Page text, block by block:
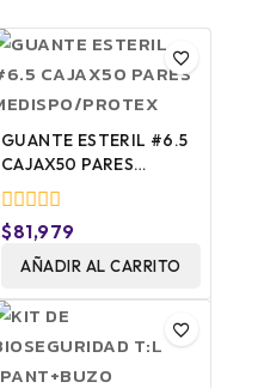
GUANTE ESTERIL #6.5
CAJAX50 PARES
MEDISPO/PROTEX
0
fuera
de
$81,979
AÑADIR AL CARRITO